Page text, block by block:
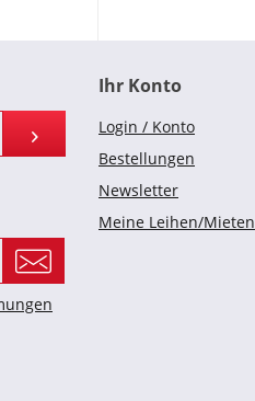
Ihr Konto
Login / Konto
Bestellungen
Newsletter
Meine Leihen/Mieten